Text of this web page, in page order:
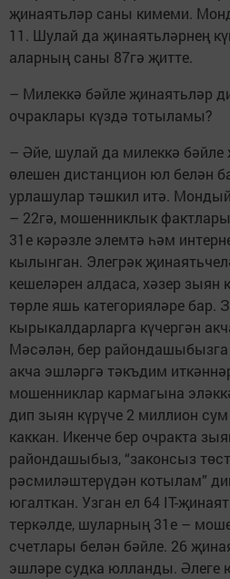
җинаятьләр саны кимеми.
11. Шулай да җинаятьләрнең
аларның саны 87гә җитте.
– Милеккә бәйле җинаятьләр
очраклары күздә тотыламы?
– Әйе, шулай да милеккә бәйле
өлешен дистанцион юл белән
урлашулар тәшкил итә.
– 22гә, мошенниклык
31е кәрәзле элемтә һәм
кылынган. Элегрәк
кешеләрен алдаса, хәзер зыян
төрле яшь категорияләре бар.
кырыкалдарларга күчергән
Мәсәлән, бер
акча эшләргә тәкъдим
мошенниклар кармагына
дип зыян күрүче 2 миллион
каккан. Икенче бер очракта
райондашыбыз, “законсыз
рәсмиләштерүдән котылам”
югалткан. Узган ел 64 IT-
теркәлде, шуларның 31е –
счетлары белән бәйле. 26
эшләре судка юлланды.